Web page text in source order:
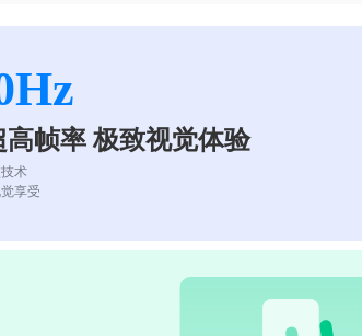
帧率 极致视觉体验
术
享受